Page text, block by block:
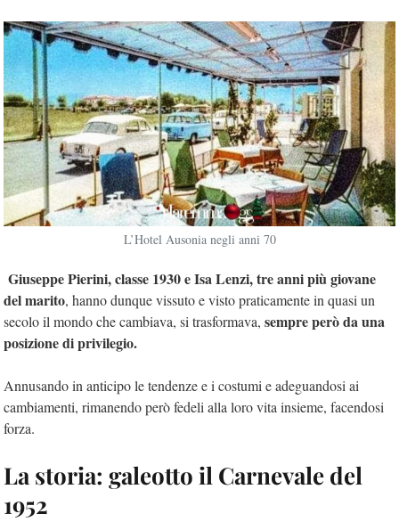
L’Hotel Ausonia negli anni 70
Giuseppe Pierini, classe 1930 e Isa Lenzi, tre anni più giovane
del marito, hanno dunque vissuto e visto praticamente in quasi un
secolo il mondo che cambiava, si trasformava, sempre però da una
posizione di privilegio.
Annusando in anticipo le tendenze e i costumi e adeguandosi ai
cambiamenti, rimanendo però fedeli alla loro vita insieme, facendosi
forza.
La storia: galeotto il Carnevale del
1952